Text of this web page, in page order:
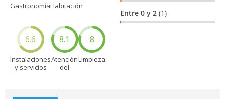
GastronomíaHabitación
6.6
Instalaciones
y servicios
8.1
Atención
del
8
Limpieza
Entre 0 y 2(1)